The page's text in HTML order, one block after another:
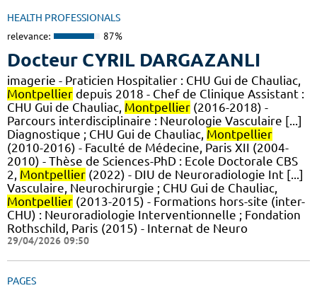
HEALTH PROFESSIONALS
relevance: 87%
Docteur CYRIL DARGAZANLI
imagerie - Praticien Hospitalier : CHU Gui de Chauliac,
Montpellier depuis 2018 - Chef de Clinique Assistant :
CHU Gui de Chauliac, Montpellier (2016-2018) -
Parcours interdisciplinaire : Neurologie Vasculaire [...]
Diagnostique ; CHU Gui de Chauliac, Montpellier
(2010-2016) - Faculté de Médecine, Paris XII (2004-
2010) - Thèse de Sciences-PhD : Ecole Doctorale CBS
2, Montpellier (2022) - DIU de Neuroradiologie Int [...]
Vasculaire, Neurochirurgie ; CHU Gui de Chauliac,
Montpellier (2013-2015) - Formations hors-site (inter-
CHU) : Neuroradiologie Interventionnelle ; Fondation
Rothschild, Paris (2015) - Internat de Neuro
29/04/2026 09:50
PAGES